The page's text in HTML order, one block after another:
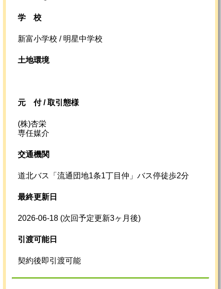
学校
新富小学校 / 明星中学校
土地環境
元 付 /取引態様
(株)杏栄
専任媒介
交通機関
道北バス「流通団地1条1丁目仲」バス停徒歩2分
最終更新日
2026-06-18 (次回予定更新3ヶ月後)
引渡可能日
契約後即引渡可能